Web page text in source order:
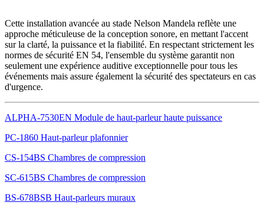
Cette installation avancée au stade Nelson Mandela reflète une
approche méticuleuse de la conception sonore, en mettant l'accent
sur la clarté, la puissance et la fiabilité. En respectant strictement les
normes de sécurité EN 54, l'ensemble du système garantit non
seulement une expérience auditive exceptionnelle pour tous les
événements mais assure également la sécurité des spectateurs en cas
d'urgence.
ALPHA-7530EN Module de haut-parleur haute puissance
PC-1860 Haut-parleur plafonnier
CS-154BS Chambres de compression
SC-615BS Chambres de compression
BS-678BSB Haut-parleurs muraux